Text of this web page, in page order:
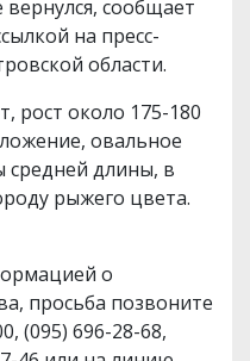
сообщает
на пресс-
области.
рост около 175-180
овальное
средней длины, в
рыжего цвета.
о
просьба позвоните
(095) 696-28-68,